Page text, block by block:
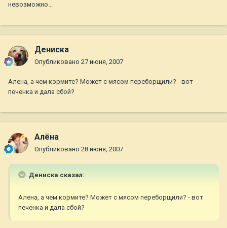
невозможно...
Дениска
Опубликовано 27 июня, 2007
Алена, а чем кормите? Может с мясом переборщили? - вот
печенка и дала сбой?
Алёна
Опубликовано 28 июня, 2007
Дениска сказал:
Алена, а чем кормите? Может с мясом переборщили? - вот
печенка и дала сбой?